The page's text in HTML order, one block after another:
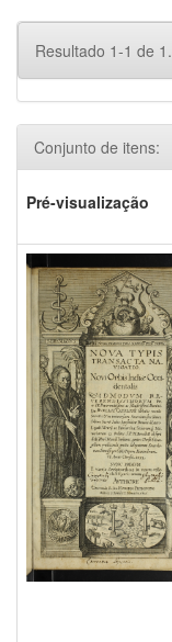
Resultado 1-1 de 1.
Conjunto de itens:
Pré-visualização